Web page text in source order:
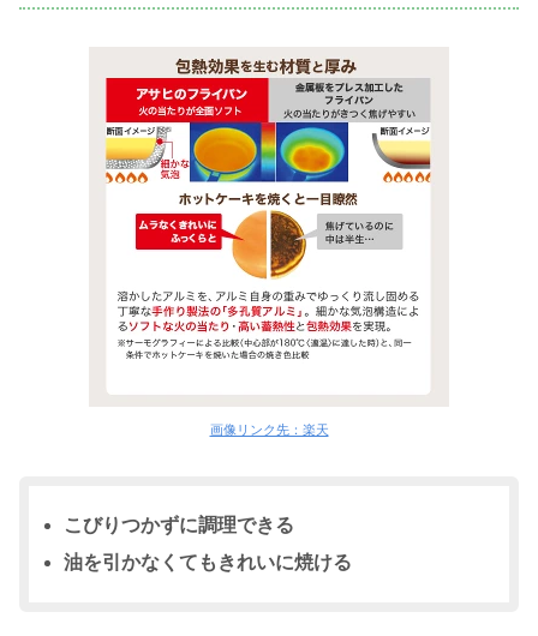
画像リンク先：楽天
こびりつかずに調理できる
油を引かなくてもきれいに焼ける